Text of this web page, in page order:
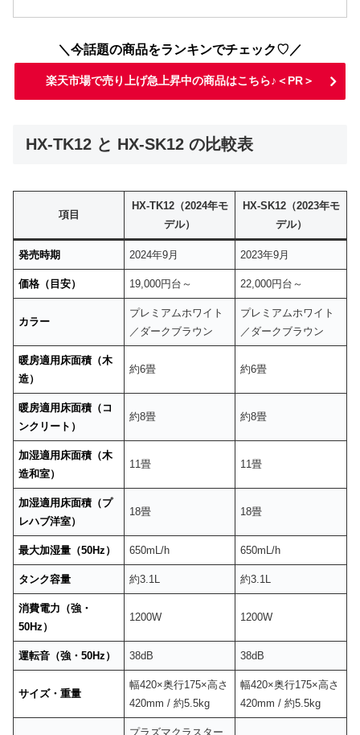
＼今話題の商品をランキンでチェック♡／
楽天市場で売り上げ急上昇中の商品はこちら♪＜PR＞
HX-TK12 と HX-SK12 の比較表
項目
HX-TK12（2024年モ
デル）
HX-SK12（2023年モ
デル）
発売時期 2024年9月 2023年9月
価格（目安） 19,000円台～ 22,000円台～
カラー
プレミアムホワイト
／ダークブラウン
プレミアムホワイト
／ダークブラウン
暖房適用床面積（木
造）
約6畳 約6畳
暖房適用床面積（コ
ンクリート）
約8畳 約8畳
加湿適用床面積（木
造和室）
11畳 11畳
加湿適用床面積（プ
レハブ洋室）
18畳 18畳
最大加湿量（50Hz） 650mL/h 650mL/h
タンク容量 約3.1L 約3.1L
消費電力（強・
50Hz）
1200W 1200W
運転音（強・50Hz） 38dB 38dB
サイズ・重量
幅420×奥行175×高さ
420mm / 約5.5kg
幅420×奥行175×高さ
420mm / 約5.5kg
プラズマクラスター